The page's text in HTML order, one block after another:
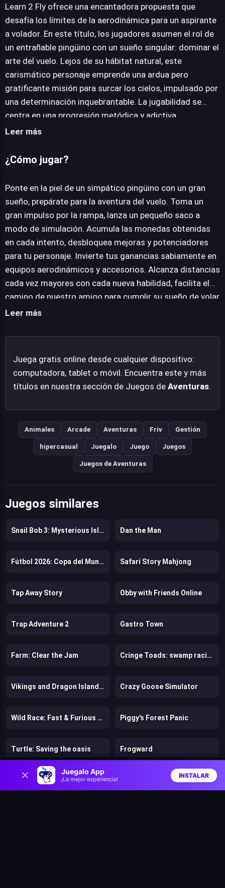
Juegalo App
¡La mejor experiencia!
INSTALAR
JUEGALO AHORA
Learn 2 Fly ofrece una encantadora propuesta que
desafía los límites de la aerodinámica para un aspirante
a volador. En este título, los jugadores asumen el rol de
un entrañable pingüino con un sueño singular: dominar el
arte del vuelo. Lejos de su hábitat natural, este
carismático personaje emprende una ardua pero
gratificante misión para surcar los cielos, impulsado por
una determinación inquebrantable. La jugabilidad se
centra en una progresión metódica y adictiva.
Inicialmente, el pingüino debe tomar un considerable
para simular la trayectoria y la distancia. Cada intento
para desbloquear una variedad de mejoras y
potenciadores. Estos van desde aerodinamismo
mejorado hasta equipos que aumentan la velocidad y la
capacidad de deslizamiento. La clave del éxito radica en
la gestión inteligente de estas mejoras, ya que cada
nueva adquisición acerca a nuestro amigo emplumado a
su anhelado objetivo de alcanzar distancias cada vez
mayores y, finalmente, la libertad del vuelo. La curva de
aprendizaje es accesible, pero la maestría requiere
Leer más
¿Cómo jugar?
Ponte en la piel de un simpático pingüino con un gran
sueño, prepárate para la aventura del vuelo. Toma un
gran impulso por la rampa, lanza un pequeño saco a
modo de simulación. Acumula las monedas obtenidas
en cada intento, desbloquea mejoras y potenciadores
para tu personaje. Invierte tus ganancias sabiamente en
equipos aerodinámicos y accesorios. Alcanza distancias
cada vez mayores con cada nueva habilidad, facilita el
camino de nuestro amigo para cumplir su sueño de volar
muy lejos. Diviértete probando diferentes
propulsión y el planeo.
Leer más
Juega gratis online desde cualquier dispositivo:
computadora, tablet o móvil. Encuentra este y más
títulos en nuestra sección de Juegos de Aventuras.
Animales Arcade Aventuras Friv Gestión
hipercasual Juegalo Juego Juegos
Juegos de Aventuras
Juegos similares
Snail Bob 3: Mysterious Island Dan the Man
Fútbol 2026: Copa del Mundo Safari Story Mahjong
Tap Away Story Obby with Friends Online
Trap Adventure 2 Gastro Town
Farm: Clear the Jam Cringe Toads: swamp racing with auto-shooting
Vikings and Dragon Island Farm Crazy Goose Simulator
Wild Race: Fast & Furious Animals Simulator Piggy's Forest Panic
Turtle: Saving the oasis Frogward
Fix the Hoof